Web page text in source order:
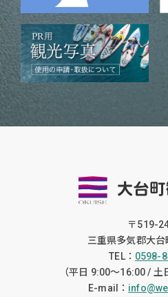
〒519-
三重県多気郡大
TEL： 0598-
（平日 9:00〜16:00 / 土
E-mail：